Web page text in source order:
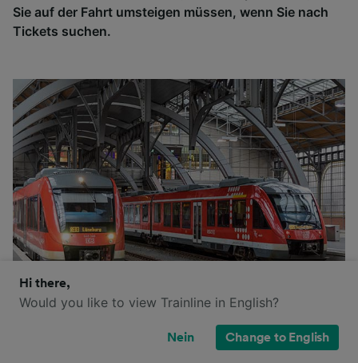
Sie auf der Fahrt umsteigen müssen, wenn Sie nach
Tickets suchen.
Die Deutsche Bahn ist das größte
Hi there,
Would you like to view Trainline in English?
Nein Change to English